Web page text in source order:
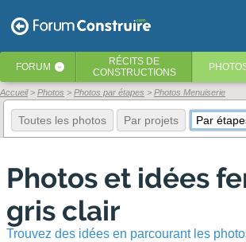
FORUM ‹ RÉCITS DE
CONSTRUCTIONS
Accueil Photos Photos par étapes Photos Menuiserie
Toutes les photos Par projets Par
Photos et idées
gris clair
Trouvez des idées en parcourant les